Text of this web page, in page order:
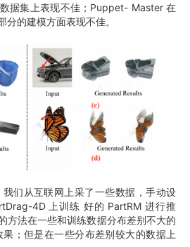
据集上表现不佳；Puppet- Master 在
的建模方面表现不佳。
们从互联网上采了一些数据，手动设
4D 上训练 好的 PartRM 进行推
方法在一些和训练数据分布差别不大的
；但是在一些分布差别较大的数据上